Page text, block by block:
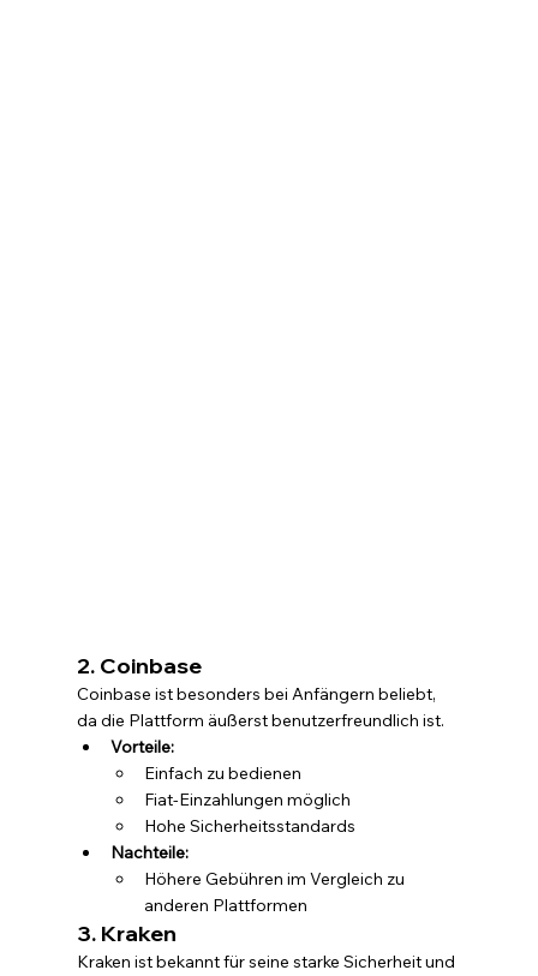
2. Coinbase
Coinbase ist besonders bei Anfängern beliebt,
da die Plattform äußerst benutzerfreundlich ist.
Vorteile:
Einfach zu bedienen
Fiat-Einzahlungen möglich
Hohe Sicherheitsstandards
Nachteile:
Höhere Gebühren im Vergleich zu
anderen Plattformen
3. Kraken
Kraken ist bekannt für seine starke Sicherheit und